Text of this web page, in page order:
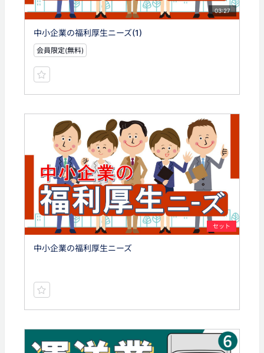
03:27
中小企業の福利厚生ニーズ(1)
会員限定(無料)
セット
中小企業の福利厚生ニーズ